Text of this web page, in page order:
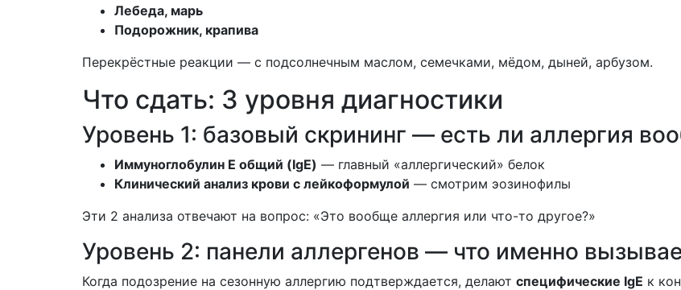
Лебеда, марь
Подорожник, крапива
Перекрёстные реакции — с подсолнечным маслом, семечками, мёдом, дыней, арбузом.
Что сдать: 3 уровня диагностики
Уровень 1: базовый скрининг — есть ли аллергия
Иммуноглобулин Е общий (IgE) — главный «аллергический» белок
Клинический анализ крови с лейкоформулой — смотрим эозинофилы
Эти 2 анализа отвечают на вопрос: «Это вообще аллергия или что-то другое?»
Уровень 2: панели аллергенов — что именно
Когда подозрение на сезонную аллергию подтверждается, делают специфические IgE к